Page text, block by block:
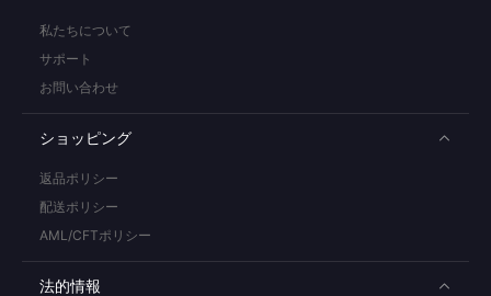
私たちについて
サポート
お問い合わせ
ショッピング
返品ポリシー
配送ポリシー
AML/CFTポリシー
法的情報